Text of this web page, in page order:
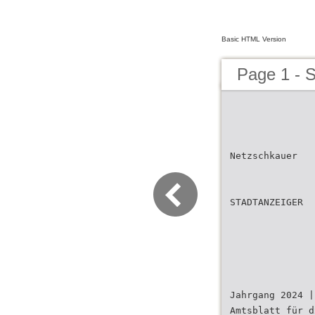
Basic HTML Version
Page 1 -
Netzschkauer
STADTANZEIGER
Jahrgang 2024
Amtsblatt für